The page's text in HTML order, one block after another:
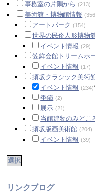
事務室の片隅から (213)
美術館・博物館情報
アートパーク (154)
世界の民俗人形博物
イベント情報 (29)
笠鉾会館ドリームホ
イベント情報 (17)
須坂クラシック美術
イベント情報 (234)
季節 (2)
展示 (21)
当館建物のみどこ
須坂版画美術館 (204)
イベント情報 (39)
リンクブログ